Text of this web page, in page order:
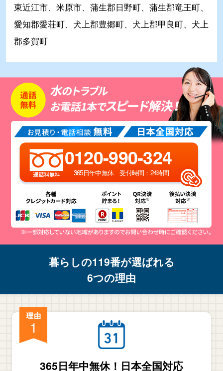
東近江市、米原市、蒲生郡日野町、蒲生郡竜王町、
愛知郡愛荘町、犬上郡豊郷町、犬上郡甲良町、犬上
郡多賀町
0120-990-324
365日年中無休 受付時間：24時間
暮らしの119番が選ばれる
6つの理由
1
365日年中無休！日本全国対応